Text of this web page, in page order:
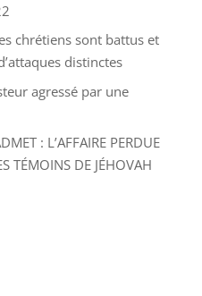
chrétiens sont battus et
distinctes
agressé par une
: L’AFFAIRE PERDUE
TÉMOINS DE JÉHOVAH